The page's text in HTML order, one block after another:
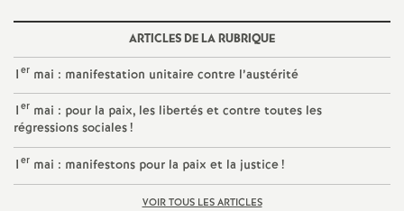
e
S
e
c
ARTICLES DE LA RUBRIQUE
1er mai : manifestation unitaire contre l’austérité
1er mai : pour la paix, les libertés et contre toutes les
régressions sociales!
1er mai : manifestons pour la paix et la justice!
VOIR TOUS LES ARTICLES